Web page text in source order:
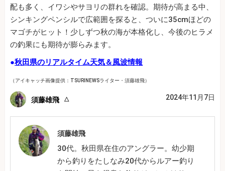
配も多く、イワシやサヨリの群れを確認。期待が高まる中、
シンキングペンシルで広範囲を探ると、ついに35cmほどの
マゴチがヒット！少しずつ秋の海が本格化し、今後のヒラメ
の釣果にも期待が膨らみます。
●秋田県のリアルタイム天気＆風波情報
（アイキャッチ画像提供：TSURINEWSライター・須藤雄飛）
須藤雄飛 2024年11月7日
須藤雄飛
30代。秋田県在住のアングラー。幼少期
から釣りをたしなみ20代からルアー釣り